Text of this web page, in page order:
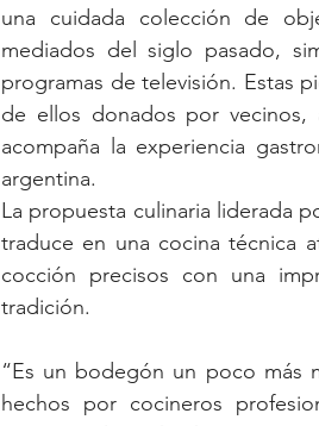
una cuidada colección de
mediados del siglo pasado,
programas de televisión. Estas
de ellos donados por vecinos,
acompaña la experiencia
argentina.
La propuesta culinaria liderada
traduce en una cocina técnica
cocción precisos con una
tradición.
“Es un bodegón un poco más
hechos por cocineros